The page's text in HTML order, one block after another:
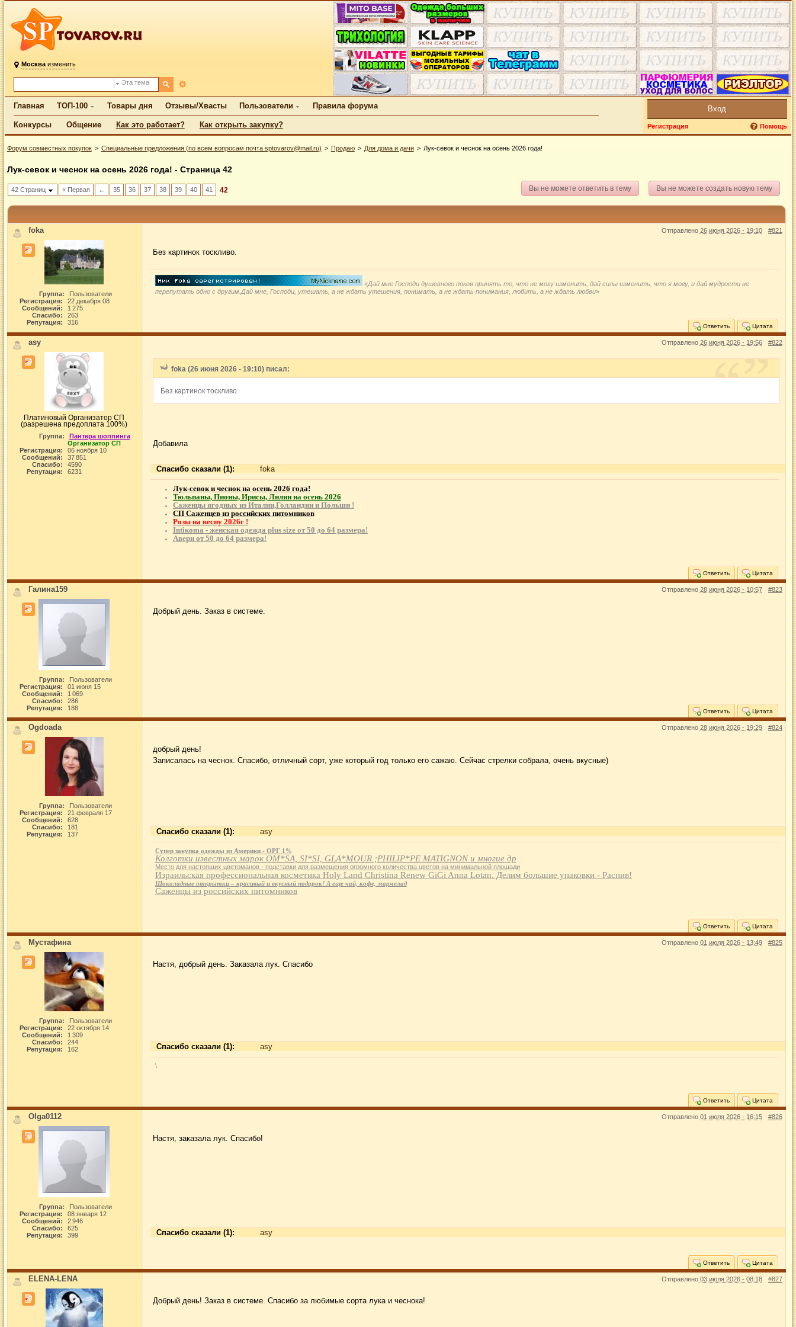
Москваизменить
Эта тема
Главная ТОП-100 Товары дня Отзывы/Хвасты Пользователи Правила форума
Конкурсы Общение Как это работает? Как открыть закупку?
Вход
Регистрация Помощь
Форум совместных покупок Специальные предложения (по всем вопросам почта sptovarov@mail.ru) Продаю Для дома и дачи Лук-севок и чеснок на осень 2026 года!
Лук-севок и чеснок на осень 2026 года! - Страница 42
42 Страниц « Первая ← 35 36 37 38 39 40 41 42 Вы не можете создать новую тему
Вы не можете ответить в тему
foka
Группа:
Пользователи
Регистрация:
22 декабря 08
Сообщений:
1 275
Спасибо:
263
Репутация:
316
#821
Отправлено 26 июня 2026 - 19:10
Без картинок тоскливо.
«Дай мне Господи душевного покоя принять то, что не могу изменить, дай силы изменить, что я могу, и дай мудрости не
перепутать одно с другим.Дай мне, Господи, утешать, а не ждать утешения, понимать, а не ждать понимания, любить, а не ждать любви»
Цитата
Ответить
asy
Платиновый Организатор СП
(разрешена предоплата 100%)
Группа:
Пантера шоппинга
Организатор СП
Регистрация:
06 ноября 10
Сообщений:
37 851
Спасибо:
4590
Репутация:
6231
#822
Отправлено 26 июня 2026 - 19:56
foka (26 июня 2026 - 19:10) писал:
Без картинок тоскливо.
Добавила
Спасибо сказали (1): foka
Лук-севок и чеснок на осень 2026 года!
Тюльпаны, Пионы, Ирисы, Лилии на осень 2026
Саженцы ягодных из Италии,Голландии и Польши !
СП Саженцев из российских питомников
Розы на весну 2026г !
Intiкоmа - женская одежда plus size от 50 до 64 размера!
Авери от 50 до 64 размера!
Цитата
Ответить
Галина159
Группа:
Пользователи
Регистрация:
01 июня 15
Сообщений:
1 069
Спасибо:
286
Репутация:
188
#823
Отправлено 28 июня 2026 - 10:57
Добрый день. Заказ в системе.
Цитата
Ответить
Ogdoada
Группа:
Пользователи
Регистрация:
21 февраля 17
Сообщений:
628
Спасибо:
181
Репутация:
137
#824
Отправлено 28 июня 2026 - 19:29
добрый день!
Записалась на чеснок. Спасибо, отличный сорт, уже который год только его сажаю. Сейчас стрелки собрала, очень вкусные)
Спасибо сказали (1): asy
Супер закупка одежды из Америки - ОРГ 1%
Колготки известных марок OM*SA, SI*SI, GLA*MOUR ;PHILIP*PE MATIGNON и многие др
Место для настоящих цветоманов - подставки для размещения огромного количества цветов на минимальной площади
Израильская профессиональная косметика Holy Land Christina Renew GiGi Anna Lotan. Делим большие упаковки - Распив!
Шоколадные открытки – красивый и вкусный подарок! А еще чай, кофе, мармелад
Саженцы из российских питомников
Цитата
Ответить
Мустафина
Группа:
Пользователи
Регистрация:
22 октября 14
Сообщений:
1 309
Спасибо:
244
Репутация:
162
#825
Отправлено 01 июля 2026 - 13:49
Настя, добрый день. Заказала лук. Спасибо
Спасибо сказали (1): asy
\
Цитата
Ответить
Olga0112
Группа:
Пользователи
Регистрация:
08 января 12
Сообщений:
2 946
Спасибо:
625
Репутация:
399
#826
Отправлено 01 июля 2026 - 16:15
Настя, заказала лук. Спасибо!
Спасибо сказали (1): asy
Цитата
Ответить
ELENA-LENA #827
Отправлено 03 июля 2026 - 08:18
Добрый день! Заказ в системе. Спасибо за любимые сорта лука и чеснока!